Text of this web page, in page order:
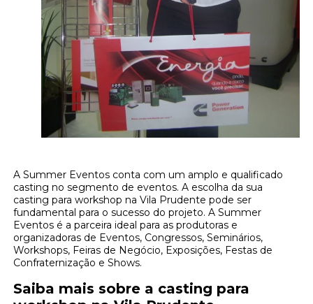
A Summer Eventos conta com um amplo e qualificado
casting no segmento de eventos. A escolha da sua
casting para workshop na Vila Prudente pode ser
fundamental para o sucesso do projeto. A Summer
Eventos é a parceira ideal para as produtoras e
organizadoras de Eventos, Congressos, Seminários,
Workshops, Feiras de Negócio, Exposições, Festas de
Confraternização e Shows.
Saiba mais sobre a casting para